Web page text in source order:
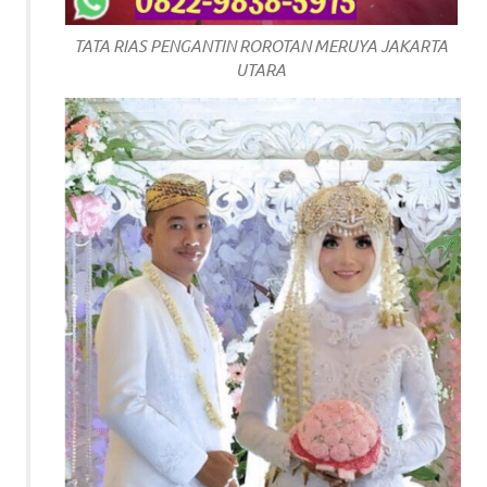
luxury
replica
watches.
men's
https://www.drugswatches.com.
TATA RIAS PENGANTIN ROROTAN MERUYA JAKARTA
UTARA